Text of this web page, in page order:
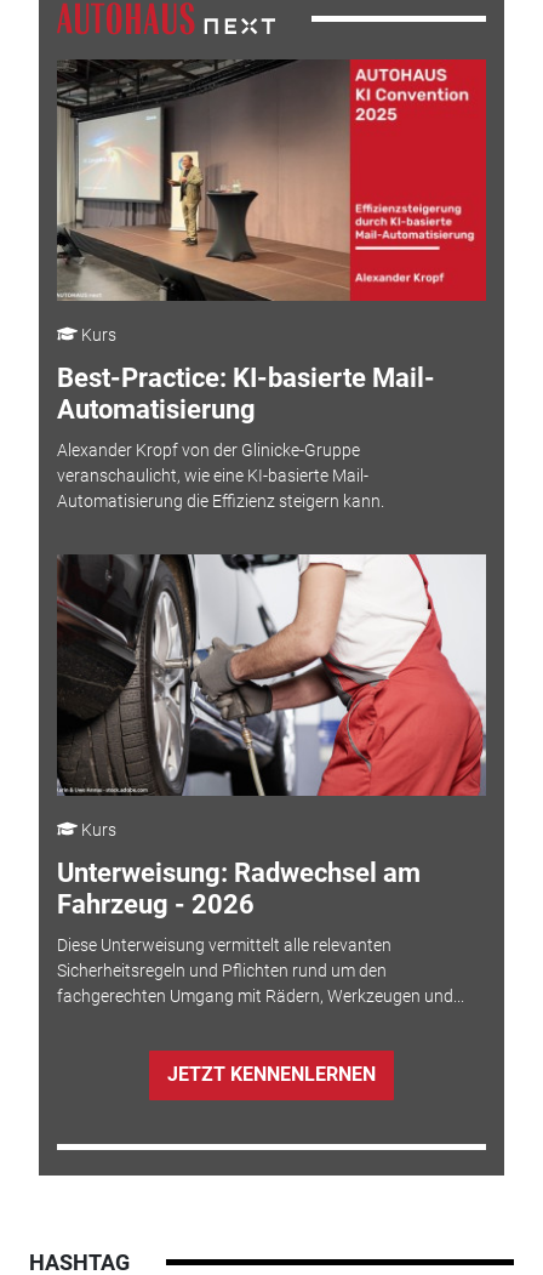
Kurs
Best-Practice: KI-basierte Mail-
Automatisierung
Alexander Kropf von der Glinicke-Gruppe
veranschaulicht, wie eine KI-basierte Mail-
Automatisierung die Effizienz steigern kann.
Kurs
Unterweisung: Radwechsel am
Fahrzeug - 2026
Diese Unterweisung vermittelt alle relevanten
Sicherheitsregeln und Pflichten rund um den
fachgerechten Umgang mit Rädern, Werkzeugen und...
JETZT KENNENLERNEN
HASHTAG